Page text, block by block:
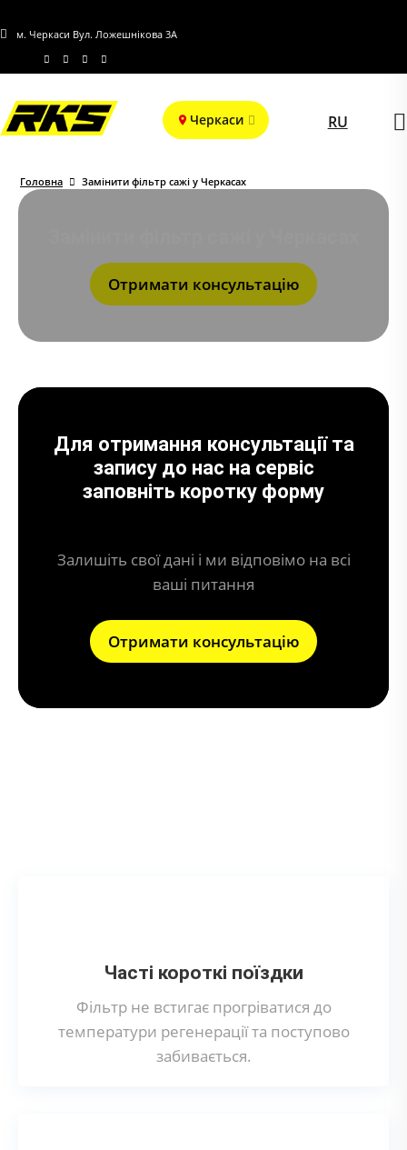
м. Черкаси Вул. Ложешнікова 3А
Черкаси RU
Головна Замінити фільтр сажі у Черкасах
Отримати консультацію
Для отримання консультації та
запису до нас на сервіс
заповніть коротку форму
Залишіть свої дані і ми відповімо на всі
ваші питання
Отримати консультацію
Часті короткі поїздки
Фільтр не встигає прогріватися до
температури регенерації та поступово
забивається.